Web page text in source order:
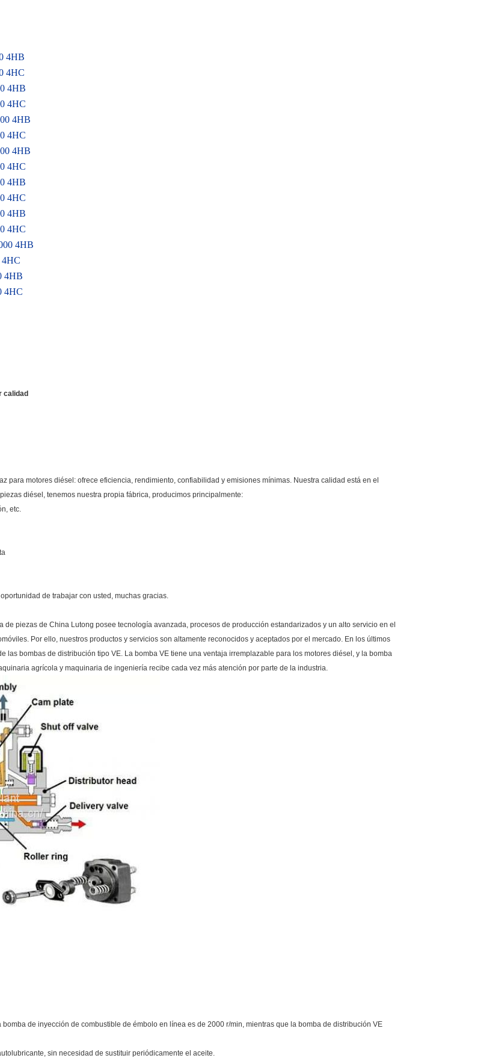
4HB
4HC
4HB
4HC
4HB
4HC
4HB
4HC
4HB
4HC
4HB
4HC
4HB
4HC
4HB
4HC
calidad
para motores diésel: ofrece eficiencia, rendimiento, confiabilidad y emisiones mínimas. Nuestra calidad está en el
diésel, tenemos nuestra propia fábrica, producimos principalmente:
etc.
de trabajar con usted, muchas gracias.
piezas de China Lutong posee tecnología avanzada, procesos de producción estandarizados y un alto servicio en el
Por ello, nuestros productos y servicios son altamente reconocidos y aceptados por el mercado. En los últimos
las bombas de distribución tipo VE. La bomba VE tiene una ventaja irremplazable para los motores diésel, y la bomba
agrícola y maquinaria de ingeniería recibe cada vez más atención por parte de la industria.
de inyección de combustible de émbolo en línea es de 2000 r/min, mientras que la bomba de distribución VE
sin necesidad de sustituir periódicamente el aceite.